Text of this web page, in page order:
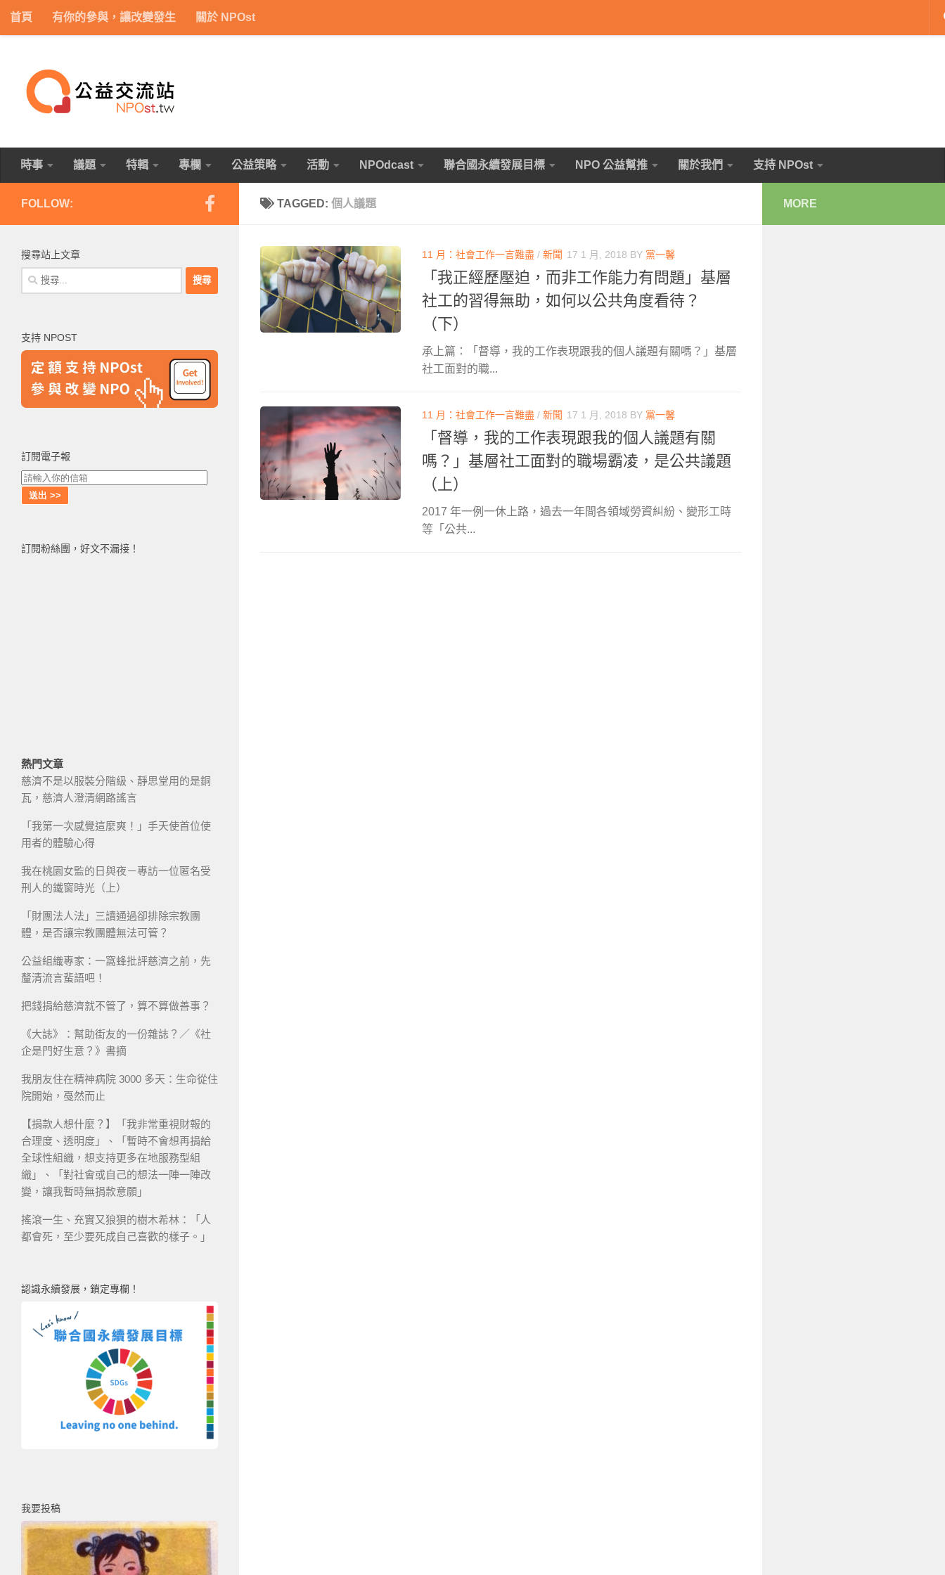
Skip to content
首頁 有你的參與，讓改變發生 關於 NPOst
時事 議題 特輯 專欄 公益策略 活動 NPOdcast 聯合國永續發展目標 NPO 公益幫推 關於我們 支持 NPOst
TAGGED: 個人議題
11 月：社會工作一言難盡 / 新聞 17 1 月, 2018 BY 黨一馨
「我正經歷壓迫，而非工作能力有問題」基層
社工的習得無助，如何以公共角度看待？
（下）
承上篇：「督導，我的工作表現跟我的個人議題有關嗎？」基層
社工面對的職...
11 月：社會工作一言難盡 / 新聞 17 1 月, 2018 BY 黨一馨
「督導，我的工作表現跟我的個人議題有關
嗎？」基層社工面對的職場霸凌，是公共議題
（上）
2017 年一例一休上路，過去一年間各領域勞資糾紛、變形工時
等「公共...
FOLLOW:
搜尋站上文章
搜
尋
字:
支持 NPOST
訂閱電子報
訂閱粉絲團，好文不漏接！
熱門文章
慈濟不是以服裝分階級、靜思堂用的是銅
瓦，慈濟人澄清網路謠言
「我第一次感覺這麼爽！」手天使首位使
用者的體驗心得
我在桃園女監的日與夜－專訪一位匿名受
刑人的鐵窗時光（上）
「財團法人法」三讀通過卻排除宗教團
體，是否讓宗教團體無法可管？
公益組織專家：一窩蜂批評慈濟之前，先
釐清流言蜚語吧！
把錢捐給慈濟就不管了，算不算做善事？
《大誌》：幫助街友的一份雜誌？／《社
企是門好生意？》書摘
我朋友住在精神病院 3000 多天：生命從住
院開始，戞然而止
【捐款人想什麼？】「我非常重視財報的
合理度、透明度」、「暫時不會想再捐給
全球性組織，想支持更多在地服務型組
織」、「對社會或自己的想法一陣一陣改
變，讓我暫時無捐款意願」
搖滾一生、充實又狼狽的樹木希林：「人
都會死，至少要死成自己喜歡的樣子。」
認識永續發展，鎖定專欄！
我要投稿
MORE